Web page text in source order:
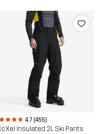
4.7 (455)
Insulated 2L Ski Pants